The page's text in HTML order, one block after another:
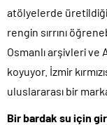
atölyelerde
rengin sırrını
Osmanlı arşivleri ve
koyuyor. İzmir
uluslararası bir
Bir bardak su için